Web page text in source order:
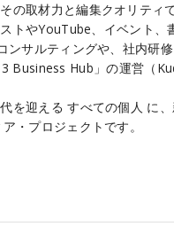
の取材力と編集クオリティ
トやYouTube、イベント、
ンサルティングや、社内研
Business Hub」の運営（
を迎える すべての個人 に
・プロジェクトです。